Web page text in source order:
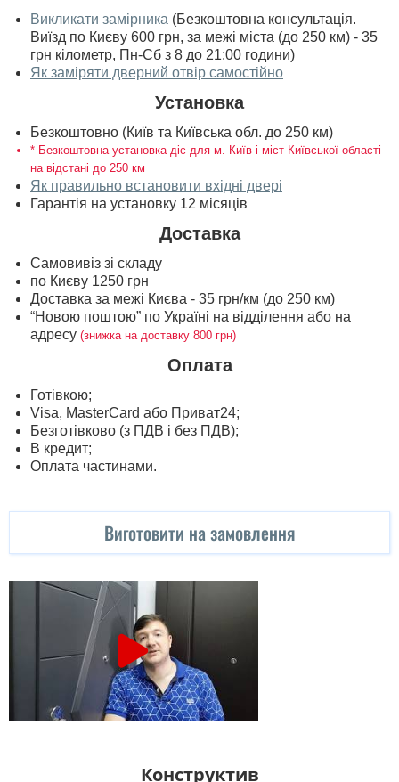
Викликати замірника (Безкоштовна консультація.
Виїзд по Києву 600 грн, за межі міста (до 250 км) - 35
грн кілометр, Пн-Сб з 8 до 21:00 години)
Як заміряти дверний отвір самостійно
Установка
Безкоштовно (Київ та Київська обл. до 250 км)
* Безкоштовна установка діє для м. Київ і міст Київської області
на відстані до 250 км
Як правильно встановити вхідні двері
Гарантія на установку 12 місяців
Доставка
Самовивіз зі складу
по Києву 1250 грн
Доставка за межі Києва - 35 грн/км (до 250 км)
“Новою поштою” по Україні на відділення або на
адресу (знижка на доставку 800 грн)
Оплата
Готівкою;
Visa, MasterСard або Приват24;
Безготівково (з ПДВ і без ПДВ);
В кредит;
Оплата частинами.
Виготовити на замовлення
Конструктив